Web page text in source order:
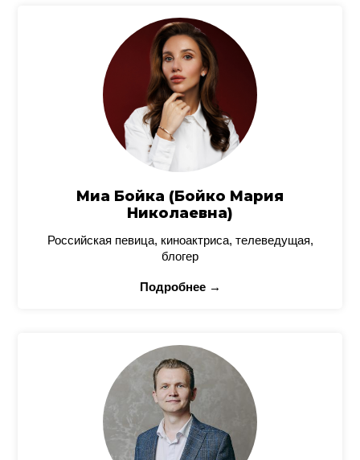
Миа Бойка (Бойко Мария
Николаевна)
Российская певица, киноактриса, телеведущая,
блогер
Подробнее →